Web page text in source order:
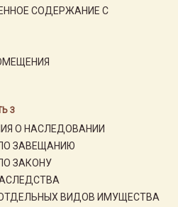
СОДЕРЖАНИЕ С
3
О НАСЛЕДОВАНИИ
ЗАВЕЩАНИЮ
ЗАКОНУ
ОТДЕЛЬНЫХ ВИДОВ ИМУЩЕСТВА